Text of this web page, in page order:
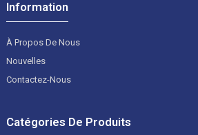
Information
À Propos De Nous
Nouvelles
Contactez-Nous
Catégories De Produits